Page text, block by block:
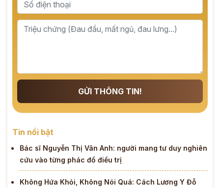
GỬI THÔNG TIN!
Tin nổi bật
Bác sĩ Nguyễn Thị Vân Anh: người mang tư duy nghiên
cứu vào từng phác đồ điều trị
Không Hứa Khỏi, Không Nói Quá: Cách Lương Y Đỗ